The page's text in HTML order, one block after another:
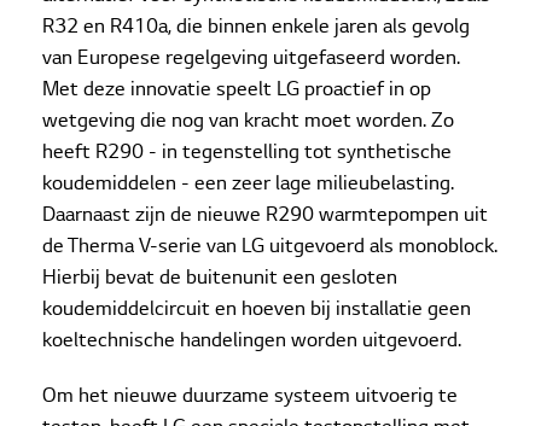
R32 en R410a, die binnen enkele jaren als gevolg
van Europese regelgeving uitgefaseerd worden.
Met deze innovatie speelt LG proactief in op
wetgeving die nog van kracht moet worden. Zo
heeft R290 - in tegenstelling tot synthetische
koudemiddelen - een zeer lage milieubelasting.
Daarnaast zijn de nieuwe R290 warmtepompen uit
de Therma V-serie van LG uitgevoerd als monoblock.
Hierbij bevat de buitenunit een gesloten
koudemiddelcircuit en hoeven bij installatie geen
koeltechnische handelingen worden uitgevoerd.
Om het nieuwe duurzame systeem uitvoerig te